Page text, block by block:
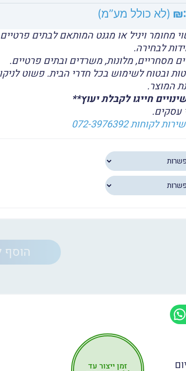
עד
₪ (לא כולל מע”מ)
מחומר ויניל או מגנט המותאם לבתים
מסחריים, מלונות, משרדים ובתים פרטיים.
ובטוח לשימוש בכל חדרי הבית. פשוט
המוצר.
חייגו לקבלת יעוץ**
שירות לקוחות 072-3976392
הוסף
זמן ייצור עד